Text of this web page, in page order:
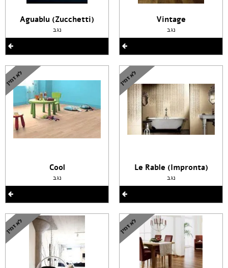
Vintage
נגב
(Le Rable (Impronta
נגב
(Aguablu (Zucchetti
נגב
Cool
נגב